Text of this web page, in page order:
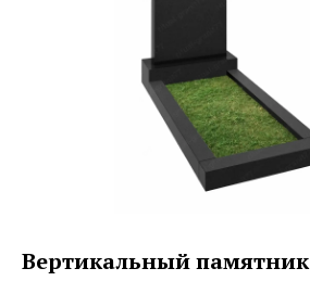
Вертикальный памятник